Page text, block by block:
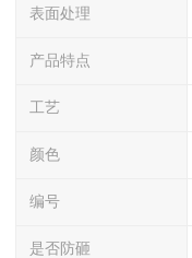
表面处理
产品特点
工艺
颜色
编号
是否防砸